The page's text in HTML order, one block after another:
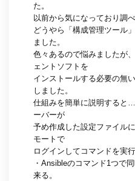
た。
以前から気になっており調
どうやら「構成管理ツール
ました。
色々あるので悩みましたが
ェントソフトを
インストールする必要の無
しました。
仕組みを簡単に説明すると
ーバーが
予め作成した設定ファイル
モートで
ログインしてコマンドを実
・Ansibleのコマンド1つで
来る。